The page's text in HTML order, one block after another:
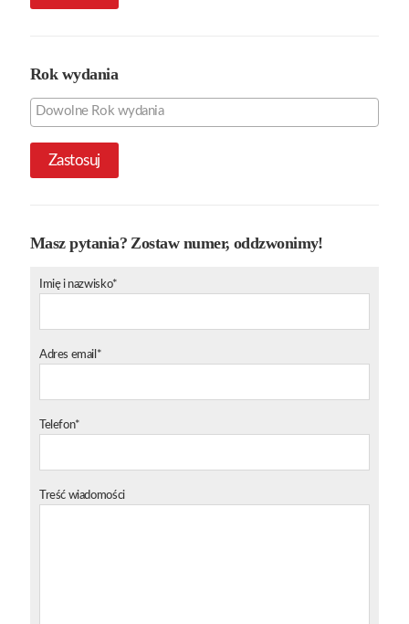
Rok wydania
Zastosuj
Masz pytania? Zostaw numer, oddzwonimy!
Imię i nazwisko*
Adres email*
Telefon*
Treść wiadomości